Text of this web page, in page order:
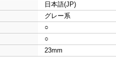
日本語(JP)
グレー系
○
○
23mm